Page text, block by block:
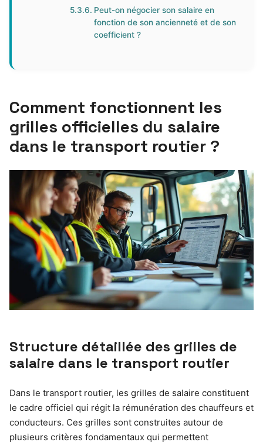
Peut-on négocier son salaire en
fonction de son ancienneté et de son
coefficient ?
Comment fonctionnent les
grilles officielles du salaire
dans le transport routier ?
Structure détaillée des grilles de
salaire dans le transport routier
Dans le transport routier, les grilles de salaire constituent
le cadre officiel qui régit la rémunération des chauffeurs et
conducteurs. Ces grilles sont construites autour de
plusieurs critères fondamentaux qui permettent